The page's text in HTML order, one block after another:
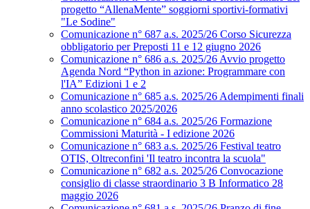
progetto “AllenaMente” soggiorni sportivi‑formativi
"Le Sodine"
Comunicazione n° 687 a.s. 2025/26 Corso Sicurezza
obbligatorio per Preposti 11 e 12 giugno 2026
Comunicazione n° 686 a.s. 2025/26 Avvio progetto
Agenda Nord “Python in azione: Programmare con
l'IA” Edizioni 1 e 2
Comunicazione n° 685 a.s. 2025/26 Adempimenti finali
anno scolastico 2025/2026
Comunicazione n° 684 a.s. 2025/26 Formazione
Commissioni Maturità - I edizione 2026
Comunicazione n° 683 a.s. 2025/26 Festival teatro
OTIS, Oltreconfini 'Il teatro incontra la scuola"
Comunicazione n° 682 a.s. 2025/26 Convocazione
consiglio di classe straordinario 3 B Informatico 28
maggio 2026